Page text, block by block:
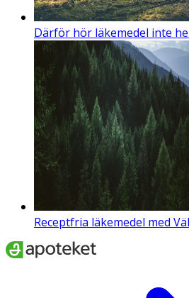
Därför hör läkemedel inte
Receptfria läkemedel med